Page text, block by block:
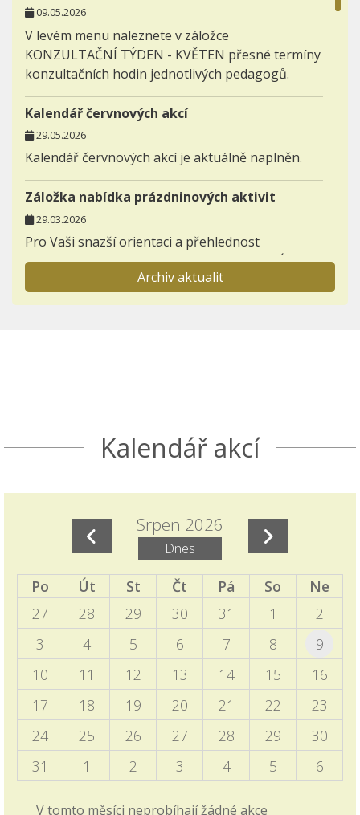
09.05.2026
V levém menu naleznete v záložce
KONZULTAČNÍ TÝDEN - KVĚTEN přesné termíny
konzultačních hodin jednotlivých pedagogů.
Kalendář červnových akcí
29.05.2026
Kalendář červnových akcí je aktuálně naplněn.
Záložka nabídka prázdninových aktivit
29.03.2026
Pro Vaši snazší orientaci a přehlednost
zakládáme novou záložku AKTIVITY - NABÍDKA
PRÁZDNINOVÝCH AKTIVIT.
Seznamte se s akcemi den otevřených dveří a
Škola nanečisto.
Termíny akcí aktuálně doplněných do ročního
Naleznete v ročním plánu školy a samostatném
příspěvku v blogu školy.
EVVO a ICT plány školy
06.10.2025
Zveřejněny na úřední desce
Programový týden v Sasku
04.10.2025
Informace pro vyjíždějící děti zveřejněny v blogu
školy i v záložce 2. stupně - Programový týden v
Sasku.
Archiv aktualit
Kalendář akcí
Srpen 2026
Dnes
Po Út St Čt Pá So
Ne
27
28 29 30 31 1
2
3
4 5 6 7 8
9
10
11 12 13 14 15
16
17
18 19 20 21 22
23
24
25 26 27 28 29
30
31
1 2 3 4 5 6
V tomto měsíci neprobíhají žádné akce